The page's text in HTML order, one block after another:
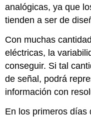
analógicas, ya que
tienden a ser de
Con muchas
eléctricas, la
conseguir. Si tal
de señal, podrá
información con
En los primeros días